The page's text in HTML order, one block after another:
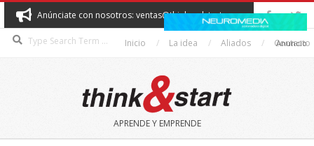
Skip
to
content
Anúnciate con nosotros: ventas@thinkandstart.com
Inicio La idea Aliados Contacto
APRENDE Y EMPRENDE
Anuncio